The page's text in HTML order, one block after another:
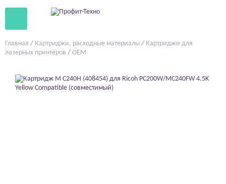
Главная / Картриджи, расходные материалы / Картриджи для
лазерных принтеров / OEM